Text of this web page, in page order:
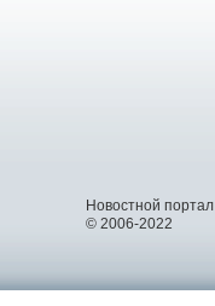
Новостной портал
© 2006-2022